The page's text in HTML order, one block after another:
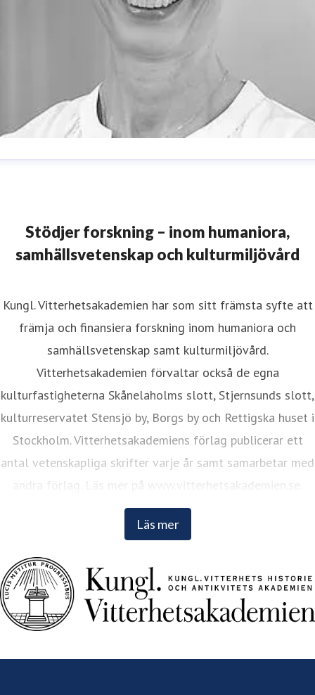
Stödjer forskning – inom humaniora,
samhällsvetenskap och kulturmiljövård
Läs mer
Kungl. Vitterhetsakademien har som sitt främsta syfte att
främja och finansiera forskning inom humaniora och
samhällsvetenskap samt kulturmiljövård.
Vitterhetsakademien förvaltar också de egna
kulturfastigheterna Skånelaholms slott, Stjernsunds slott,
kulturreservatet Stensjö by, Borgs by och Rettigska huset i
Stockholm. Vitterhetsakademiens förlag publicerar ett
antal vetenskapliga skrifter varje år samt samarbetar med
andra förlag. Läs mer på www.vitterhetsakademien.se.